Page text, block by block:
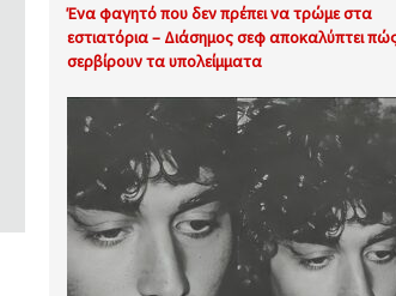
Ένα φαγητό που δεν πρέπει να τρώμε στα
εστιατόρια – Διάσημος σεφ αποκαλύπτει
σερβίρουν τα υπολείμματα